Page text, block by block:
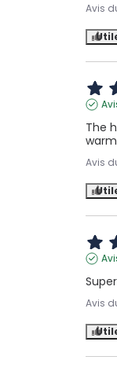
Avis
The
Avis
Avis